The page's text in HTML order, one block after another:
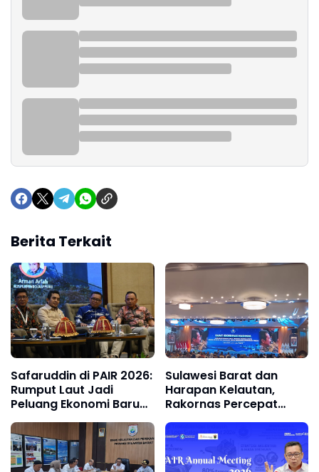
Berita Terkait
Safaruddin di PAIR 2026:
Rumput Laut Jadi
Peluang Ekonomi Baru
Sulbar
Sulawesi Barat dan
Harapan Kelautan,
Rakornas Percepat
Jalan Menuju
Swasembada